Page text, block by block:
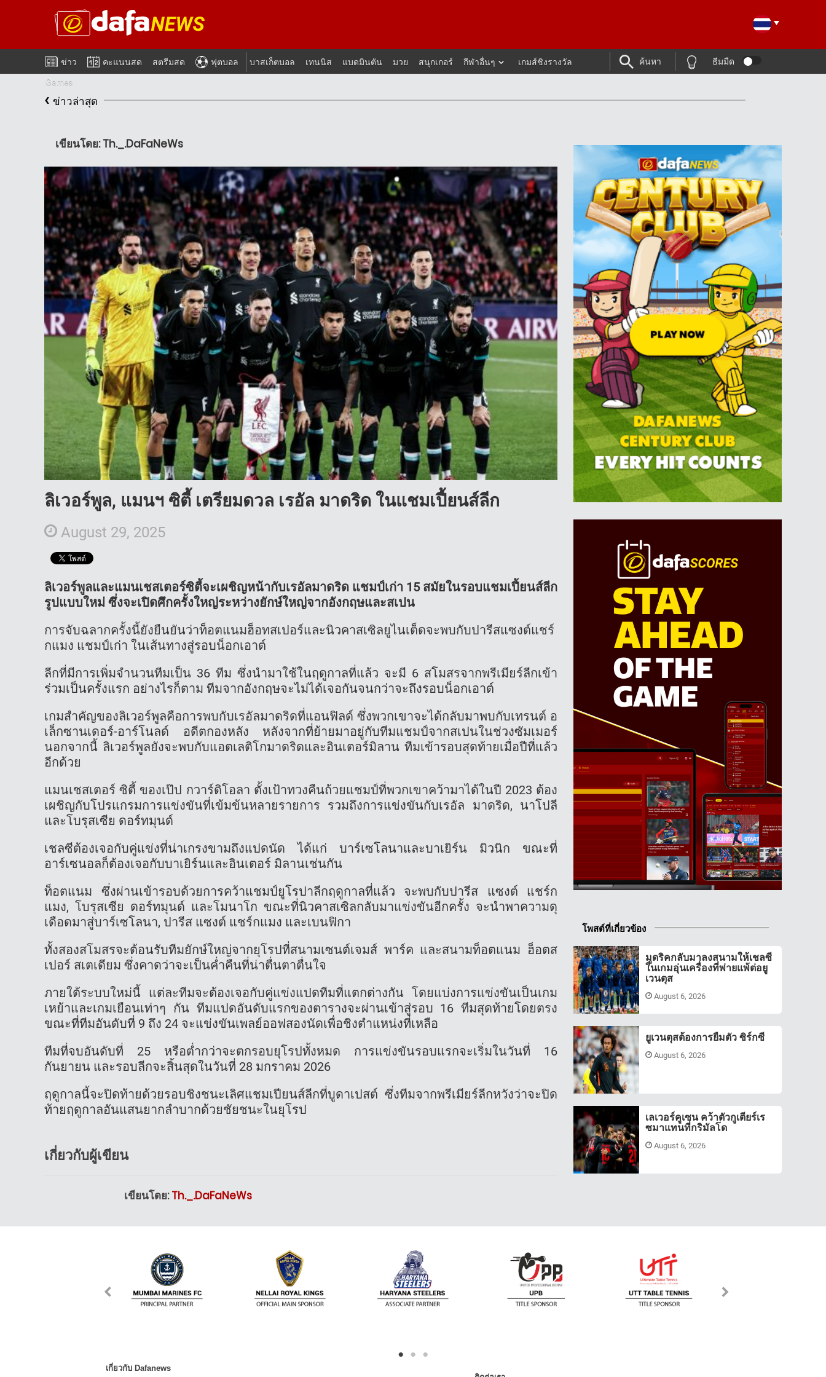
ข่าว คะแนนสด สตรีมสด ฟุตบอล บาสเก็ตบอล เทนนิส แบดมินตัน มวย สนุกเกอร์ กีฬาอื่นๆ
เกมส์ชิงรางวัล
Games
ค้นหา ธีมมืด
‹ ข่าวล่าสุด
เขียนโดย: Th._.DaFaNeWs
ลิเวอร์พูล, แมนฯ ซิตี้ เตรียมดวล เรอัล มาดริด ในแชมเปี้ยนส์ลีก
August 29, 2025
ลิเวอร์พูลและแมนเชสเตอร์ซิตี้จะเผชิญหน้ากับเรอัลมาดริด แชมป์เก่า 15 สมัยในรอบแชมเปี้ยนส์ลีก
รูปแบบใหม่ ซึ่งจะเปิดศึกครั้งใหญ่ระหว่างยักษ์ใหญ่จากอังกฤษและสเปน
การจับฉลากครั้งนี้ยังยืนยันว่าท็อตแนมฮ็อทสเปอร์และนิวคาสเซิลยูไนเต็ดจะพบกับปารีสแซงต์แชร์
กแมง แชมป์เก่า ในเส้นทางสู่รอบน็อกเอาต์
ลีกที่มีการเพิ่มจำนวนทีมเป็น 36 ทีม ซึ่งนำมาใช้ในฤดูกาลที่แล้ว จะมี 6 สโมสรจากพรีเมียร์ลีกเข้า
ร่วมเป็นครั้งแรก อย่างไรก็ตาม ทีมจากอังกฤษจะไม่ได้เจอกันจนกว่าจะถึงรอบน็อกเอาต์
เกมสำคัญของลิเวอร์พูลคือการพบกับเรอัลมาดริดที่แอนฟิลด์ ซึ่งพวกเขาจะได้กลับมาพบกับเทรนต์ อ
เล็กซานเดอร์-อาร์โนลด์ อดีตกองหลัง หลังจากที่ย้ายมาอยู่กับทีมแชมป์จากสเปนในช่วงซัมเมอร์
นอกจากนี้ ลิเวอร์พูลยังจะพบกับแอตเลติโกมาดริดและอินเตอร์มิลาน ทีมเข้ารอบสุดท้ายเมื่อปีที่แล้ว
อีกด้วย
แมนเชสเตอร์ ซิตี้ ของเป๊ป กวาร์ดิโอลา ตั้งเป้าทวงคืนถ้วยแชมป์ที่พวกเขาคว้ามาได้ในปี 2023 ต้อง
เผชิญกับโปรแกรมการแข่งขันที่เข้มข้นหลายรายการ รวมถึงการแข่งขันกับเรอัล มาดริด, นาโปลี
และโบรุสเซีย ดอร์ทมุนด์
เชลซีต้องเจอกับคู่แข่งที่น่าเกรงขามถึงแปดนัด ได้แก่ บาร์เซโลนาและบาเยิร์น มิวนิก ขณะที่
อาร์เซนอลก็ต้องเจอกับบาเยิร์นและอินเตอร์ มิลานเช่นกัน
ท็อตแนม ซึ่งผ่านเข้ารอบด้วยการคว้าแชมป์ยูโรปาลีกฤดูกาลที่แล้ว จะพบกับปารีส แซงต์ แชร์ก
แมง, โบรุสเซีย ดอร์ทมุนด์ และโมนาโก ขณะที่นิวคาสเซิลกลับมาแข่งขันอีกครั้ง จะนำพาความดุ
เดือดมาสู่บาร์เซโลนา, ปารีส แซงต์ แชร์กแมง และเบนฟิกา
ทั้งสองสโมสรจะต้อนรับทีมยักษ์ใหญ่จากยุโรปที่สนามเซนต์เจมส์ พาร์ค และสนามท็อตแนม ฮ็อตส
เปอร์ สเตเดียม ซึ่งคาดว่าจะเป็นค่ำคืนที่น่าตื่นตาตื่นใจ
ภายใต้ระบบใหม่นี้ แต่ละทีมจะต้องเจอกับคู่แข่งแปดทีมที่แตกต่างกัน โดยแบ่งการแข่งขันเป็นเกม
เหย้าและเกมเยือนเท่าๆ กัน ทีมแปดอันดับแรกของตารางจะผ่านเข้าสู่รอบ 16 ทีมสุดท้ายโดยตรง
ขณะที่ทีมอันดับที่ 9 ถึง 24 จะแข่งขันเพลย์ออฟสองนัดเพื่อชิงตำแหน่งที่เหลือ
ทีมที่จบอันดับที่ 25 หรือต่ำกว่าจะตกรอบยุโรปทั้งหมด การแข่งขันรอบแรกจะเริ่มในวันที่ 16
กันยายน และรอบลีกจะสิ้นสุดในวันที่ 28 มกราคม 2026
ฤดูกาลนี้จะปิดท้ายด้วยรอบชิงชนะเลิศแชมเปียนส์ลีกที่บูดาเปสต์ ซึ่งทีมจากพรีเมียร์ลีกหวังว่าจะปิด
ท้ายฤดูกาลอันแสนยากลำบากด้วยชัยชนะในยุโรป
เกี่ยวกับผู้เขียน
เขียนโดย:Th._.DaFaNeWs
โพสต์ที่เกี่ยวข้อง
มูดริคกลับมาลงสนามให้เชลซี
ในเกมอุ่นเครื่องที่พ่ายแพ้ต่อยู
เวนตุส
August 6, 2026
ยูเวนตุสต้องการยืมตัว ซิร์กซี
August 6, 2026
เลเวอร์คูเซน คว้าตัวกูเตียร์เร
ซมาแทนที่กริมัลโด
August 6, 2026
เกี่ยวกับ Dafanews